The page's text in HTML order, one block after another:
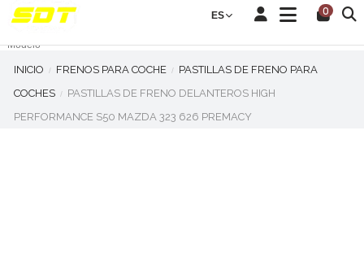
ES 0
Make
Modelo
INICIO FRENOS PARA COCHE
PASTILLAS DE FRENO PARA
COCHES
PASTILLAS DE FRENO DELANTEROS HIGH
PERFORMANCE S50 MAZDA 323 626 PREMACY